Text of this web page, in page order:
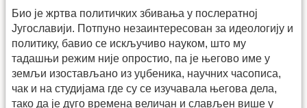
Био је жртва политичких збивања у послератној
Југославији. Потпуно незаинтересован за идеологију и
политику, бавио се искључиво науком, што му
тадашњи режим није опростио, па је његово име у
земљи изостављано из уџбеника, научних часописа,
чак и на студијама где су се изучавала његова дела,
тако да је дуго времена величан и слављен више у